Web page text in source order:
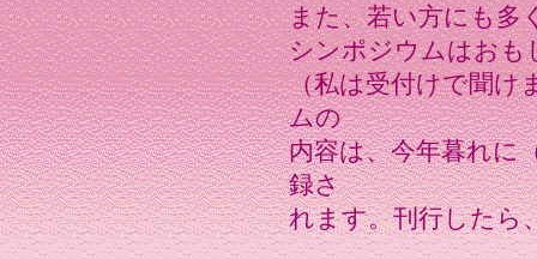
また、若い方にも多
シンポジウムはおも
（私は受付けで聞け
ムの
内容は、今年暮れに
録さ
れます。刊行したら